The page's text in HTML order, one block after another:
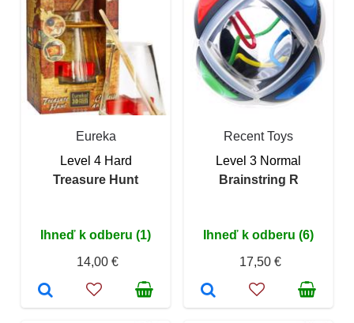
Eureka
Level 4 Hard
Treasure Hunt
Ihneď k odberu (1)
14,00 €
Recent Toys
Level 3 Normal
Brainstring R
Ihneď k odberu (6)
17,50 €